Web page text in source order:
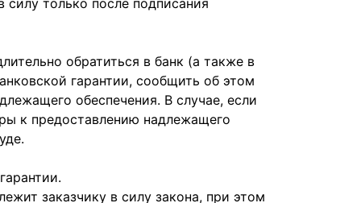
силу только после подписания
обратиться в банк (а также в
гарантии, сообщить об этом
обеспечения. В случае, если
к предоставлению надлежащего
заказчику в силу закона, при этом